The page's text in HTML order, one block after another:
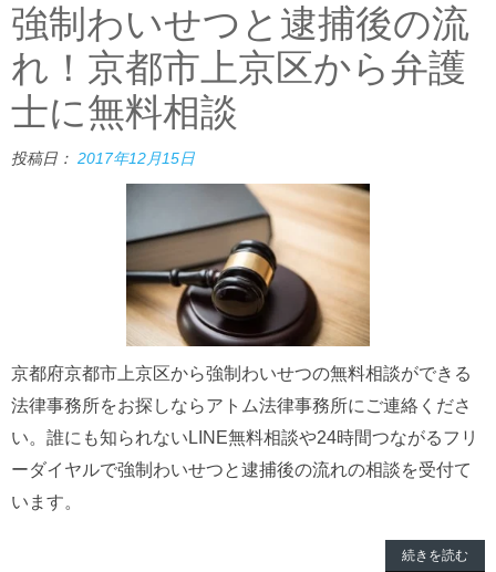
強制わいせつと逮捕後の流
れ！京都市上京区から弁護
士に無料相談
投稿日： 2017年12月15日
京都府京都市上京区から強制わいせつの無料相談ができる
法律事務所をお探しならアトム法律事務所にご連絡くださ
い。誰にも知られないLINE無料相談や24時間つながるフリ
ーダイヤルで強制わいせつと逮捕後の流れの相談を受付て
います。
続きを読む